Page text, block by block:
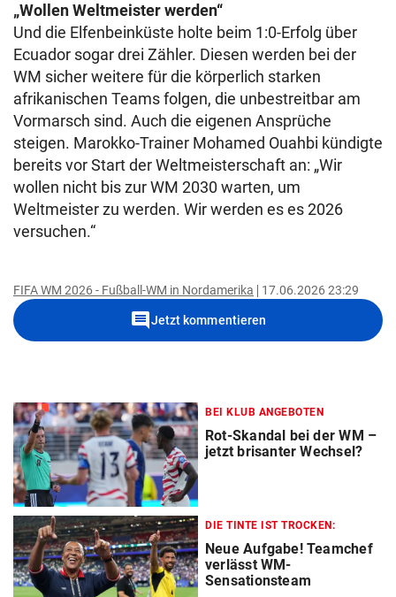
„Wollen Weltmeister werden“
Und die Elfenbeinküste holte beim 1:0-Erfolg über
Ecuador sogar drei Zähler. Diesen werden bei der
WM sicher weitere für die körperlich starken
afrikanischen Teams folgen, die unbestreitbar am
Vormarsch sind. Auch die eigenen Ansprüche
steigen. Marokko-Trainer Mohamed Ouahbi kündigte
bereits vor Start der Weltmeisterschaft an: „Wir
wollen nicht bis zur WM 2030 warten, um
Weltmeister zu werden. Wir werden es es 2026
versuchen.“
FIFA WM 2026 - Fußball-WM in Nordamerika 17.06.2026 23:29
commentJetzt kommentieren
BEI KLUB ANGEBOTEN
Rot-Skandal bei der WM –
jetzt brisanter Wechsel?
DIE TINTE IST TROCKEN:
Neue Aufgabe! Teamchef
verlässt WM-
Sensationsteam